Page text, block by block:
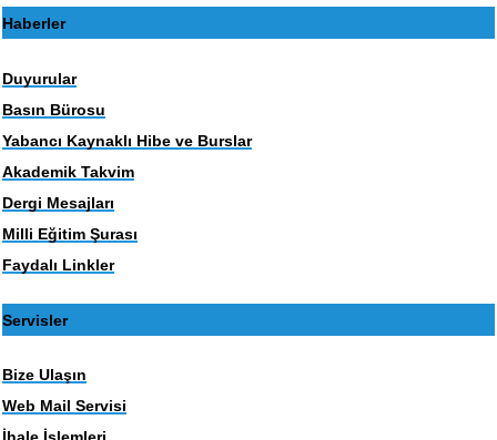
Haberler
Duyurular
Basın Bürosu
Yabancı Kaynaklı Hibe ve Burslar
Akademik Takvim
Dergi Mesajları
Milli Eğitim Şurası
Faydalı Linkler
Servisler
Bize Ulaşın
Web Mail Servisi